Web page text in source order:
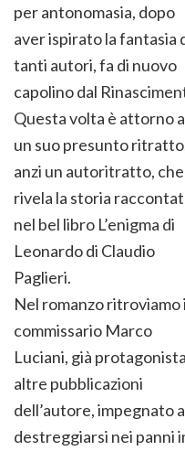
per antonomasia, dopo
aver ispirato la fantasia
tanti autori, fa di nuovo
capolino dal
Questa volta è attorno a
un suo presunto
anzi un autoritratto, che
rivela la storia
nel bel libro L’enigma di
Leonardo di Claudio
Paglieri.
Nel romanzo ritroviamo
commissario Marco
Luciani, già
altre pubblicazioni
dell’autore, impegnato a
destreggiarsi nei panni